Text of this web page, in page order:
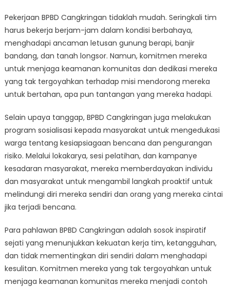
Pekerjaan BPBD Cangkringan tidaklah mudah. Seringkali tim
harus bekerja berjam-jam dalam kondisi berbahaya,
menghadapi ancaman letusan gunung berapi, banjir
bandang, dan tanah longsor. Namun, komitmen mereka
untuk menjaga keamanan komunitas dan dedikasi mereka
yang tak tergoyahkan terhadap misi mendorong mereka
untuk bertahan, apa pun tantangan yang mereka hadapi.
Selain upaya tanggap, BPBD Cangkringan juga melakukan
program sosialisasi kepada masyarakat untuk mengedukasi
warga tentang kesiapsiagaan bencana dan pengurangan
risiko. Melalui lokakarya, sesi pelatihan, dan kampanye
kesadaran masyarakat, mereka memberdayakan individu
dan masyarakat untuk mengambil langkah proaktif untuk
melindungi diri mereka sendiri dan orang yang mereka cintai
jika terjadi bencana.
Para pahlawan BPBD Cangkringan adalah sosok inspiratif
sejati yang menunjukkan kekuatan kerja tim, ketangguhan,
dan tidak mementingkan diri sendiri dalam menghadapi
kesulitan. Komitmen mereka yang tak tergoyahkan untuk
menjaga keamanan komunitas mereka menjadi contoh